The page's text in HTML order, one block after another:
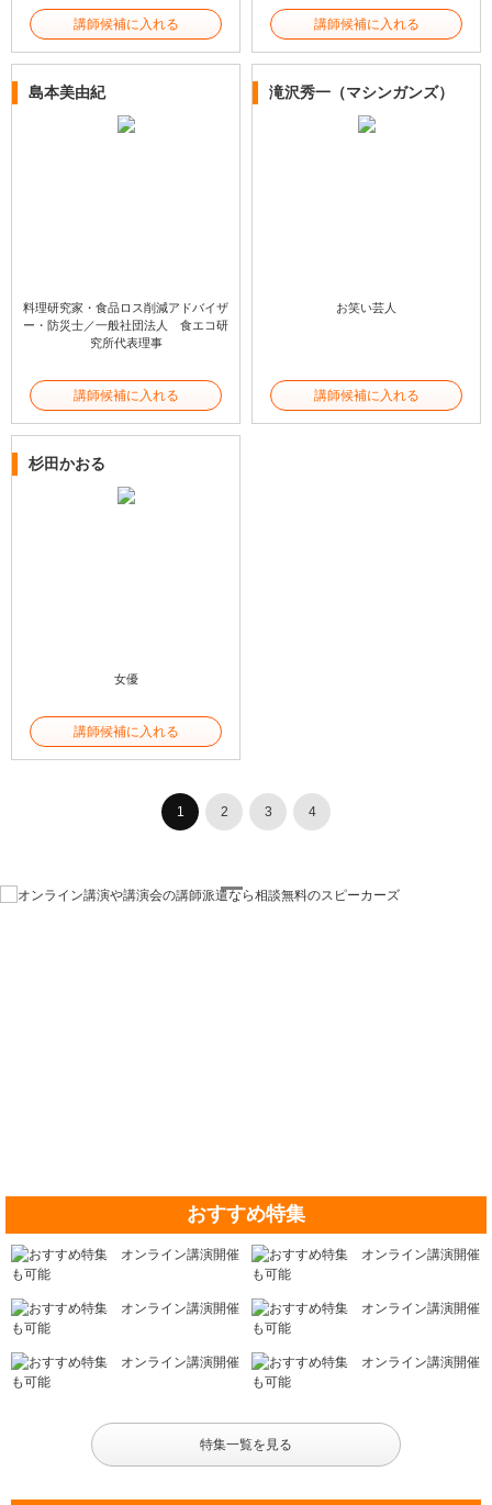
講師候補に入れる 講師候補に入れる
島本美由紀
料理研究家・食品ロス削減アドバイザ
ー・防災士／一般社団法人 食エコ研
究所代表理事
講師候補に入れる
滝沢秀一（マシンガンズ）
お笑い芸人
講師候補に入れる
杉田かおる
女優
講師候補に入れる
1 2 3 4
おすすめ特集
特集一覧を見る